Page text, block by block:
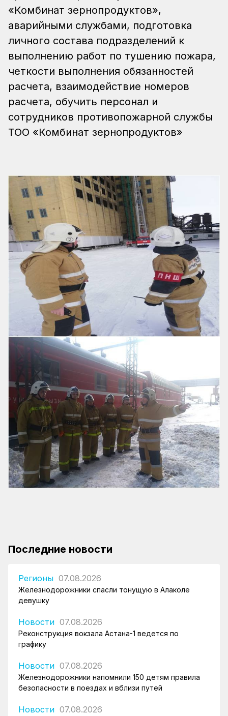
«Комбинат зернопродуктов»,
аварийными службами, подготовка
личного состава подразделений к
выполнению работ по тушению пожара,
четкости выполнения обязанностей
расчета, взаимодействие номеров
расчета, обучить персонал и
сотрудников противопожарной службы
ТОО «Комбинат зернопродуктов»
Последние новости
Регионы 07.08.2026
Железнодорожники спасли тонущую в Алаколе
девушку
Новости 07.08.2026
Реконструкция вокзала Астана-1 ведется по
графику
Новости 07.08.2026
Железнодорожники напомнили 150 детям правила
безопасности в поездах и вблизи путей
Новости 07.08.2026